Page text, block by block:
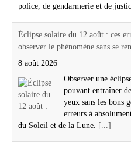
police, de gendarmerie et de
Éclipse solaire du 12 août : ces
observer le phénomène sans se
8 août 2026
Observer une
pouvant entraîner
yeux sans les bons
erreurs à
du Soleil et de la Lune. [...]